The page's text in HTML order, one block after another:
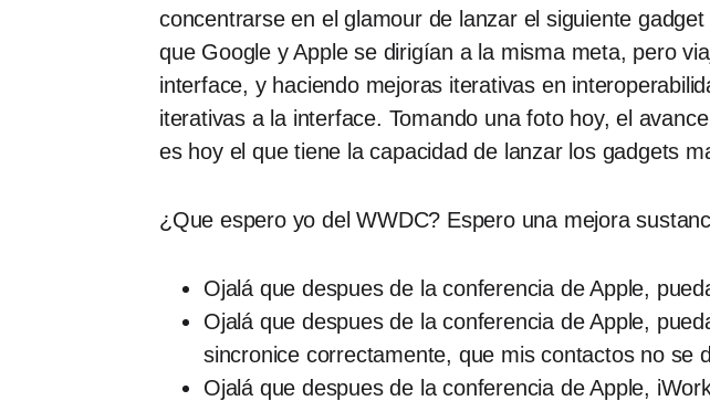
concentrarse en el glamour de lanzar el siguiente
que Google y Apple se dirigían a la misma meta, pero
interface, y haciendo mejoras iterativas en
iterativas a la interface. Tomando una foto hoy, el
es hoy el que tiene la capacidad de lanzar los gadgets
¿Que espero yo del WWDC? Espero una mejora
Ojalá que despues de la conferencia de Apple,
Ojalá que despues de la conferencia de Apple,
sincronice correctamente, que mis contactos no se
Ojalá que despues de la conferencia de Apple,